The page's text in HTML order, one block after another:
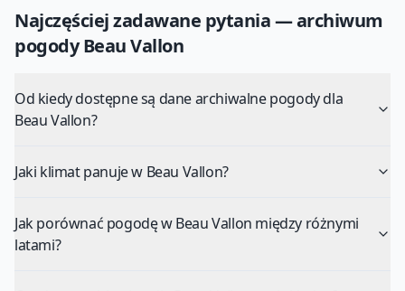
Najczęściej zadawane pytania — archiwum
pogodyBeau Vallon
Od kiedy dostępne są dane archiwalne pogody dla
Beau Vallon?
Jaki klimat panuje w Beau Vallon?
Jak porównać pogodę w Beau Vallon między różnymi
latami?